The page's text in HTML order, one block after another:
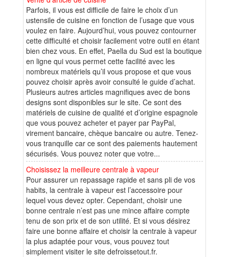
Parfois, il vous est difficile de faire le choix d’un
ustensile de cuisine en fonction de l’usage que vous
voulez en faire. Aujourd’hui, vous pouvez contourner
cette difficulté et choisir facilement votre outil en étant
bien chez vous. En effet, Paella du Sud est la boutique
en ligne qui vous permet cette facilité avec les
nombreux matériels qu’il vous propose et que vous
pouvez choisir après avoir consulté le guide d’achat.
Plusieurs autres articles magnifiques avec de bons
designs sont disponibles sur le site. Ce sont des
matériels de cuisine de qualité et d’origine espagnole
que vous pouvez acheter et payer par PayPal,
virement bancaire, chèque bancaire ou autre. Tenez-
vous tranquille car ce sont des paiements hautement
sécurisés. Vous pouvez noter que votre...
Choisissez la meilleure centrale à vapeur
Pour assurer un repassage rapide et sans pli de vos
habits, la centrale à vapeur est l’accessoire pour
lequel vous devez opter. Cependant, choisir une
bonne centrale n’est pas une mince affaire compte
tenu de son prix et de son utilité. Et si vous désirez
faire une bonne affaire et choisir la centrale à vapeur
la plus adaptée pour vous, vous pouvez tout
simplement visiter le site defroissetout.fr.